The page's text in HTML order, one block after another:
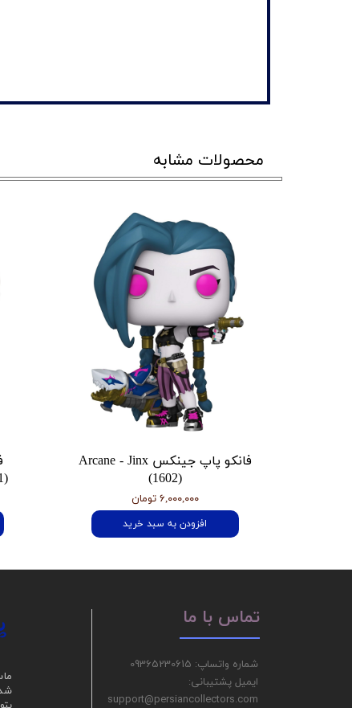
محصولات مشابه
فانکو پاپ جینکس Arcane - Jinx
(1602)
۶,۰۰۰,۰۰۰ تومان
افزودن به سبد خرید
شماره واتساپ: 09365230615
ایمیل پشتیبانی:
تماس با ما